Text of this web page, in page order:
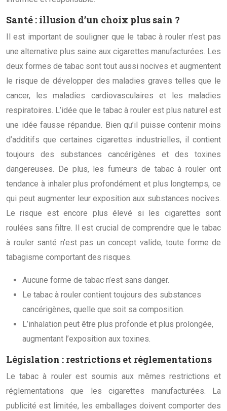
Santé : illusion d’un choix plus sain ?
Il est important de souligner que le tabac à rouler n’est pas
une alternative plus saine aux cigarettes manufacturées. Les
deux formes de tabac sont tout aussi nocives et augmentent
le risque de développer des maladies graves telles que le
cancer, les maladies cardiovasculaires et les maladies
respiratoires. L’idée que le tabac à rouler est plus naturel est
une idée fausse répandue. Bien qu’il puisse contenir moins
d’additifs que certaines cigarettes industrielles, il contient
toujours des substances cancérigènes et des toxines
dangereuses. De plus, les fumeurs de tabac à rouler ont
tendance à inhaler plus profondément et plus longtemps, ce
qui peut augmenter leur exposition aux substances nocives.
Le risque est encore plus élevé si les cigarettes sont
roulées sans filtre. Il est crucial de comprendre que le tabac
à rouler santé n’est pas un concept valide, toute forme de
tabagisme comportant des risques.
Aucune forme de tabac n’est sans danger.
Le tabac à rouler contient toujours des substances
cancérigènes, quelle que soit sa composition.
L’inhalation peut être plus profonde et plus prolongée,
augmentant l’exposition aux toxines.
Législation : restrictions et réglementations
Le tabac à rouler est soumis aux mêmes restrictions et
réglementations que les cigarettes manufacturées. La
publicité est limitée, les emballages doivent comporter des